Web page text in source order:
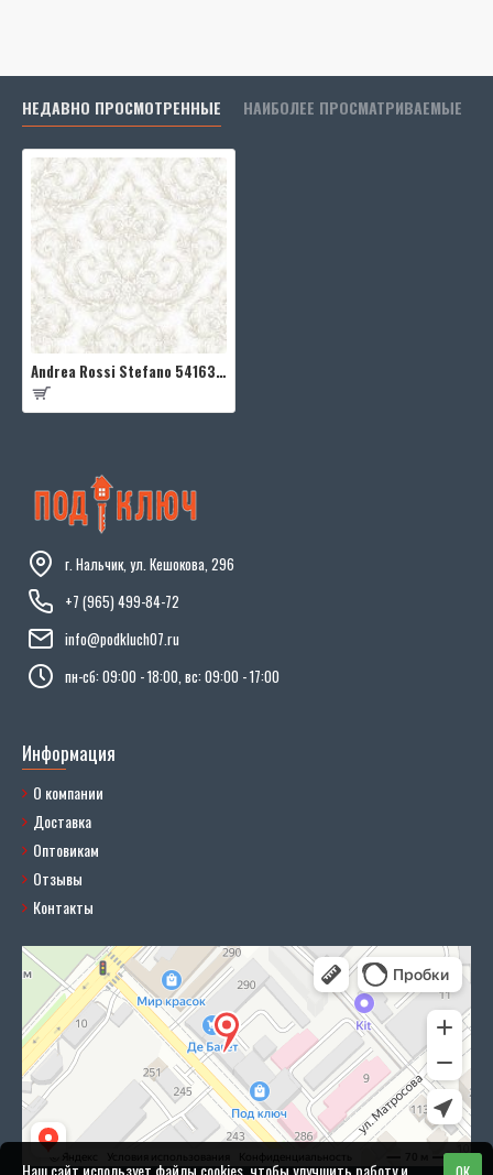
НЕДАВНО ПРОСМОТРЕННЫЕ НАИБОЛЕЕ ПРОСМАТРИВАЕМЫЕ
Andrea Rossi Stefano 54163-2
г. Нальчик, ул. Кешокова, 296
+7 (965) 499-84-72
info@podkluch07.ru
пн-сб: 09:00 - 18:00, вс: 09:00 - 17:00
Информация
О компании
Доставка
Оптовикам
Отзывы
Контакты
Наш сайт использует файлы cookies, чтобы улучшить работу и